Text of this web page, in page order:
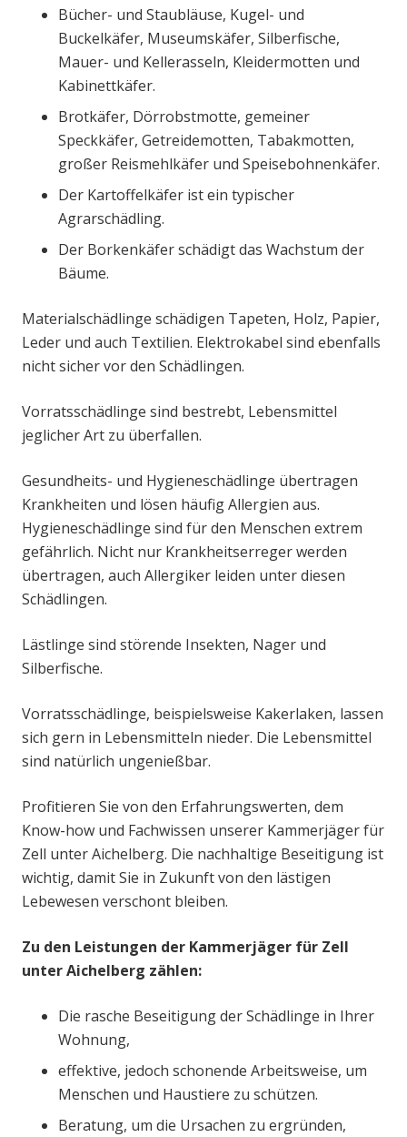
Bücher- und Staubläuse, Kugel- und
Buckelkäfer, Museumskäfer, Silberfische,
Mauer- und Kellerasseln, Kleidermotten und
Kabinettkäfer.
Brotkäfer, Dörrobstmotte, gemeiner
Speckkäfer, Getreidemotten, Tabakmotten,
großer Reismehlkäfer und Speisebohnenkäfer.
Der Kartoffelkäfer ist ein typischer
Agrarschädling.
Der Borkenkäfer schädigt das Wachstum der
Bäume.
Materialschädlinge schädigen Tapeten, Holz, Papier,
Leder und auch Textilien. Elektrokabel sind ebenfalls
nicht sicher vor den Schädlingen.
Vorratsschädlinge sind bestrebt, Lebensmittel
jeglicher Art zu überfallen.
Gesundheits- und Hygieneschädlinge übertragen
Krankheiten und lösen häufig Allergien aus.
Hygieneschädlinge sind für den Menschen extrem
gefährlich. Nicht nur Krankheitserreger werden
übertragen, auch Allergiker leiden unter diesen
Schädlingen.
Lästlinge sind störende Insekten, Nager und
Silberfische.
Vorratsschädlinge, beispielsweise Kakerlaken, lassen
sich gern in Lebensmitteln nieder. Die Lebensmittel
sind natürlich ungenießbar.
Profitieren Sie von den Erfahrungswerten, dem
Know-how und Fachwissen unserer Kammerjäger für
Zell unter Aichelberg. Die nachhaltige Beseitigung ist
wichtig, damit Sie in Zukunft von den lästigen
Lebewesen verschont bleiben.
Zu den Leistungen der Kammerjäger für Zell
unter Aichelberg zählen:
Die rasche Beseitigung der Schädlinge in Ihrer
Wohnung,
effektive, jedoch schonende Arbeitsweise, um
Menschen und Haustiere zu schützen.
Beratung, um die Ursachen zu ergründen,